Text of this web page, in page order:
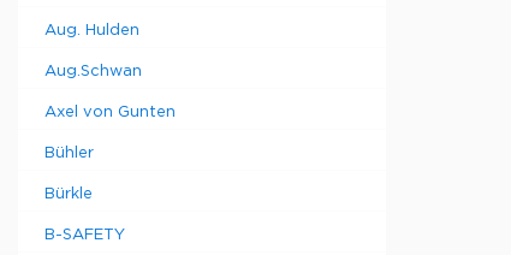
Aug. Hulden
Aug.Schwan
Axel von Gunten
Bühler
Bürkle
B-SAFETY